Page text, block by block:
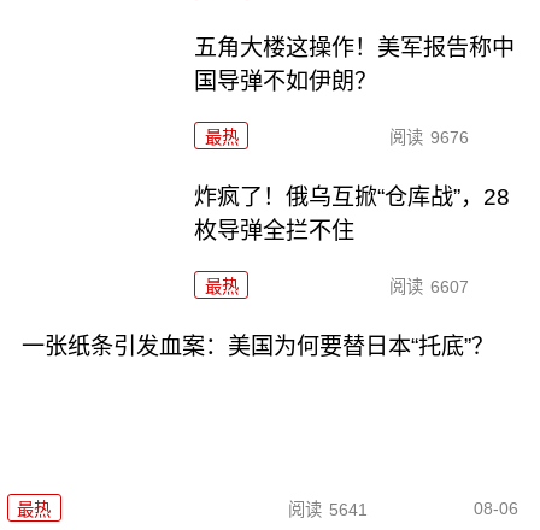
五角大楼这操作！美军报告称中
国导弹不如伊朗？
最热 阅读 9676
炸疯了！俄乌互掀“仓库战”，28
枚导弹全拦不住
最热 阅读 6607
一张纸条引发血案：美国为何要替日本“托底”？
最热 阅读 5641 08-06